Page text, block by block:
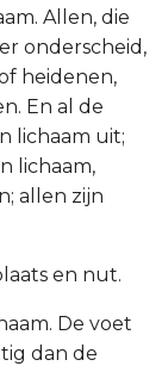
Allen, die
onderscheid,
heidenen,
En al de
lichaam uit;
lichaam,
allen zijn
en nut.
De voet
dan de